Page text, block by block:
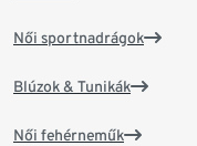
Női sportnadrágok
Blúzok & Tunikák
Női fehérneműk